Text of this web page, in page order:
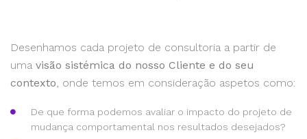
Desenhamos cada projeto de consultoria a partir de
uma visão sistémica do nosso Cliente e do seu
contexto, onde temos em consideração aspetos como:
De que forma podemos avaliar o impacto do projeto de
mudança comportamental nos resultados desejados?